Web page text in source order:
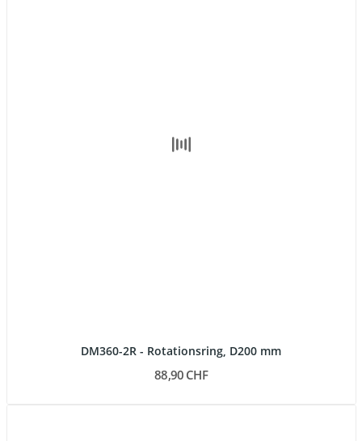
DM360-2R - Rotationsring, D200 mm
88,90 CHF